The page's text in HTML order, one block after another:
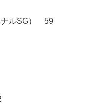
ナルSG） 59